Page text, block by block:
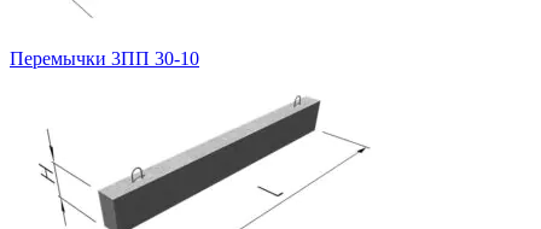
Перемычки 3ПП 30-10